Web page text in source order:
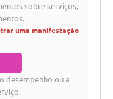
sobre serviços,
uma manifestação
desempenho ou a